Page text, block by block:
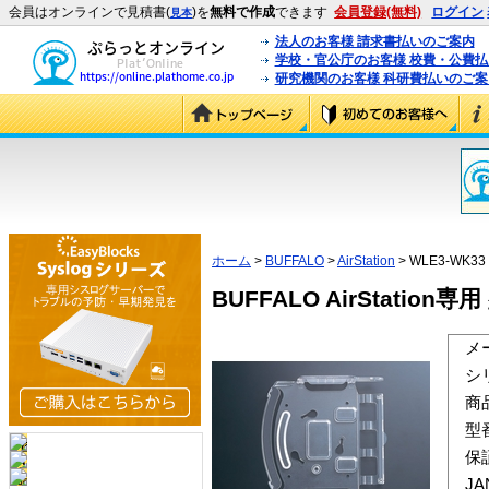
会員はオンラインで見積書(見本)を無料で作成できます 会員登録(無料) ログイン
法人のお客様 請求書払いのご案内
学校・官公庁のお客様 校費・公費
研究機関のお客様 科研費払いのご
ホーム > BUFFALO >AirStation > WLE3-WK33
BUFFALO AirStation専用
メ
シ
商
型
保